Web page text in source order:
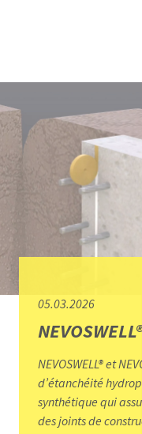
invités d'assister à
05.03.2026
NEVOSWELL® et
d’étanchéité
synthétique qui
des joints de